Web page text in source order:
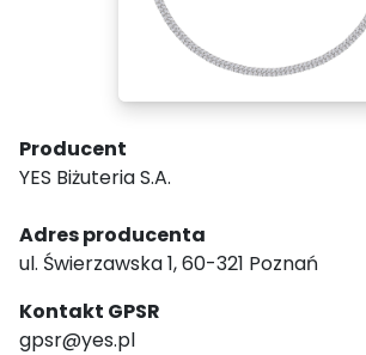
Producent
YES Biżuteria S.A.
Adres producenta
ul. Świerzawska 1, 60-321 Poznań
Kontakt GPSR
gpsr@yes.pl